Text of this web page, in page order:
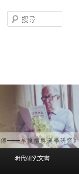
尋
明代研究文書